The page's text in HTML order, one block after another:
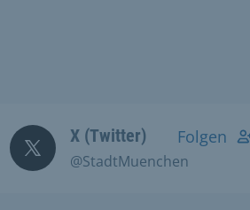
X (Twitter)
@StadtMuenchen
Folgen